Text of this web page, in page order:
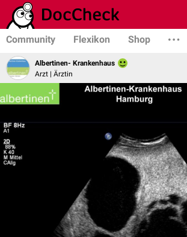
Community Flexikon Shop
Albertinen- Krankenhaus
Arzt | Ärztin